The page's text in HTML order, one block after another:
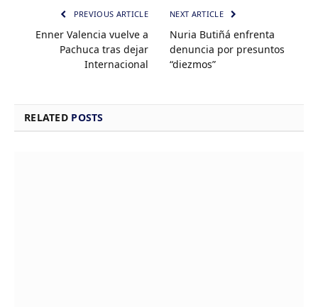
PREVIOUS ARTICLE
Enner Valencia vuelve a
Pachuca tras dejar
Internacional
NEXT ARTICLE
Nuria Butiñá enfrenta
denuncia por presuntos
“diezmos”
RELATED POSTS